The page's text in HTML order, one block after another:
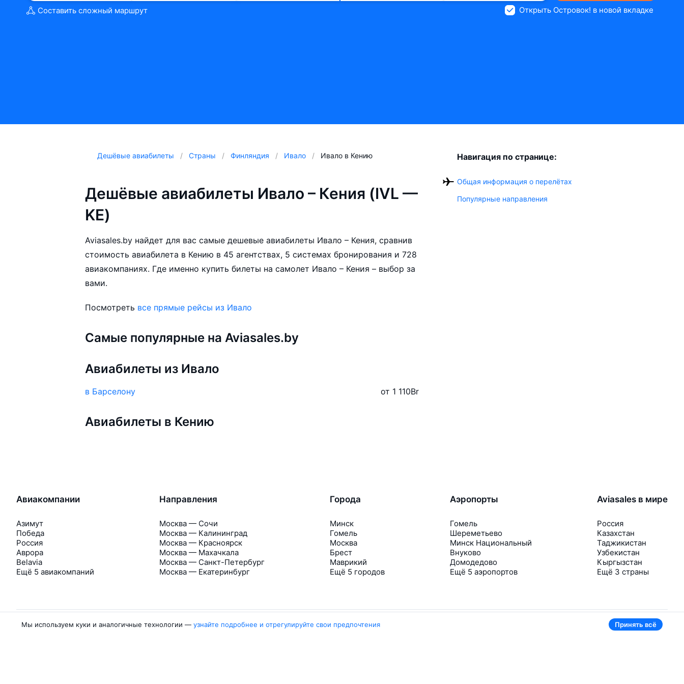
Составить сложный маршрут Открыть Островок! в новой вкладке
Дешёвые авиабилеты Страны Финляндия Ивало Ивало в Кению
Дешёвые авиабилеты Ивало – Кения (IVL —
KE)
Aviasales.by найдет для вас самые дешевые авиабилеты Ивало – Кения, сравнив
стоимость авиабилета в Кению в 45 агентствах, 5 системах бронирования и 728
авиакомпаниях. Где именно купить билеты на самолет Ивало – Кения – выбор за
вами.
Посмотреть все прямые рейсы из Ивало
Самые популярные на Aviasales.by
Авиабилеты из Ивало
в Барселону от 1 110Br
Авиабилеты в Кению
Навигация по странице:
Общая информация о перелётах
Популярные направления
Авиакомпании
Азимут
Победа
Россия
Аврора
Belavia
Ещё 5 авиакомпаний
Направления
Москва — Сочи
Москва — Калининград
Москва — Красноярск
Москва — Махачкала
Москва — Санкт-Петербург
Москва — Екатеринбург
Города
Минск
Гомель
Москва
Брест
Маврикий
Ещё 5 городов
Аэропорты
Гомель
Шереметьево
Минск Национальный
Внуково
Домодедово
Ещё 5 аэропортов
Aviasales в мире
Россия
Казахстан
Таджикистан
Узбекистан
Кыргызстан
Ещё 3 страны
Мы используем куки и аналогичные технологии — узнайте подробнее и отрегулируйте свои предпочтения Принять всё